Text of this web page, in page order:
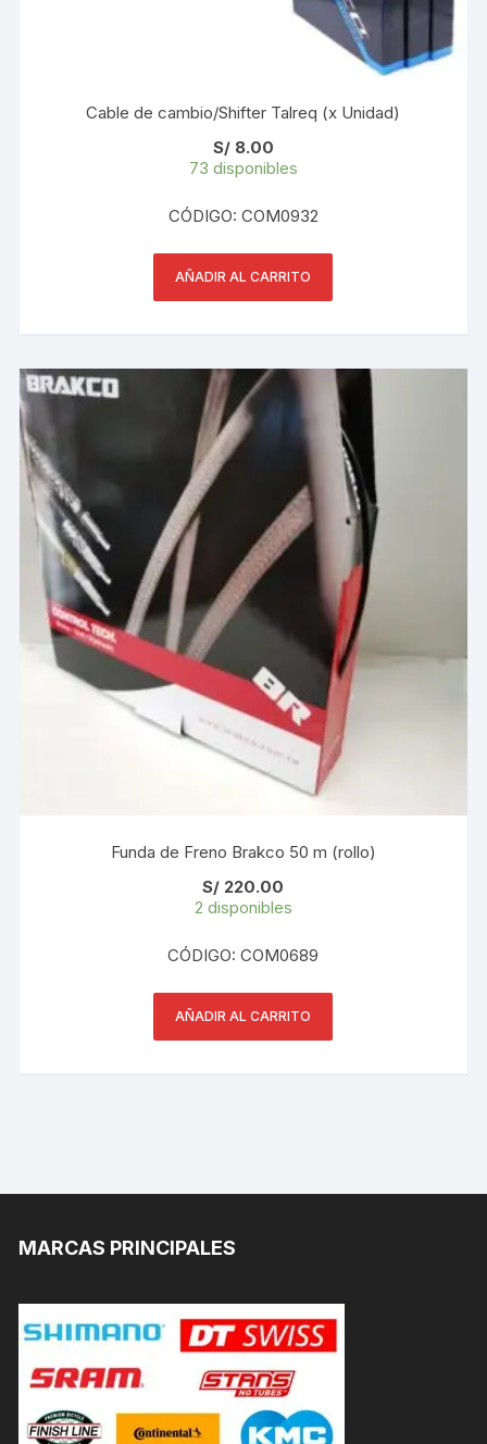
Cable de cambio/Shifter Talreq (x Unidad)
S/8.00
73 disponibles
CÓDIGO: COM0932
AÑADIR AL CARRITO
Funda de Freno Brakco 50 m (rollo)
S/ 220.00
2 disponibles
CÓDIGO: COM0689
AÑADIR AL CARRITO
MARCAS PRINCIPALES